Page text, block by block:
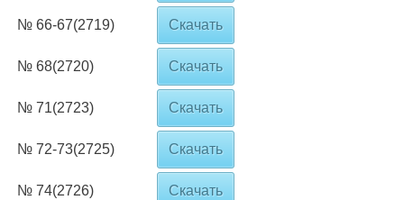
№ 66-67(2719) Скачать
№ 68(2720) Скачать
№ 71(2723) Скачать
№ 72-73(2725) Скачать
№ 74(2726) Скачать